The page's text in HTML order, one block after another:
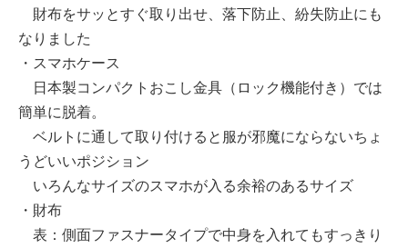
財布をサッとすぐ取り出せ、落下防止、紛失防止にも
なりました
・スマホケース
日本製コンパクトおこし金具（ロック機能付き）では
簡単に脱着。
ベルトに通して取り付けると服が邪魔にならないちょ
うどいいポジション
いろんなサイズのスマホが入る余裕のあるサイズ
・財布
表：側面ファスナータイプで中身を入れてもすっきり